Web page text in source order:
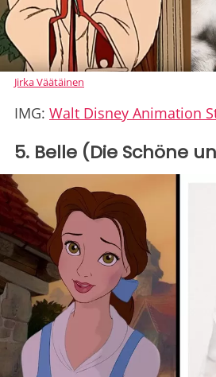
Jirka Väätäinen
IMG: Walt Disney Animation
5. Belle (Die Schöne